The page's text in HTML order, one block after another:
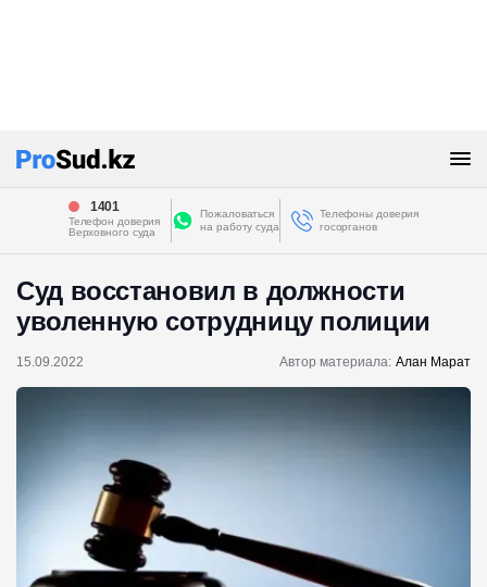
1401
Телефон доверия
Верховного суда
Пожаловаться
на работу суда
Телефоны доверия
госорганов
Суд восстановил в должности
уволенную сотрудницу полиции
15.09.2022 Автор материала: Алан Марат